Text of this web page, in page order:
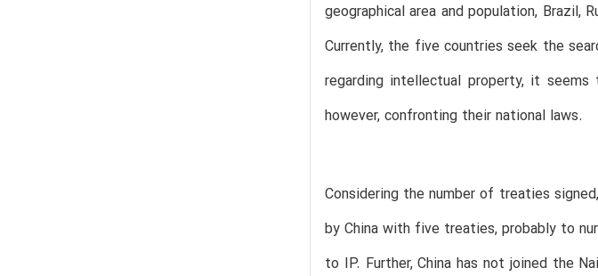
geographical area and population, Brazil,
Currently, the five countries seek the
regarding intellectual property, it
however, confronting their national laws.
Considering the number of treaties
by China with five treaties, probably to
to IP. Further, China has not joined the